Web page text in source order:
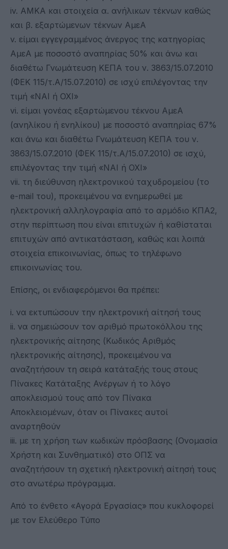
iv. ΑΜΚΑ και στοιχεία α. ανήλικων τέκνων καθώς
και β. εξαρτώμενων τέκνων ΑμεΑ
v. είμαι εγγεγραμμένος άνεργος της κατηγορίας
ΑμεΑ με ποσοστό αναπηρίας 50% και άνω και
διαθέτω Γνωμάτευση ΚΕΠΑ του ν. 3863/15.07.2010
(ΦΕΚ 115/τ.Α/15.07.2010) σε ισχύ επιλέγοντας την
τιμή «ΝΑΙ ή ΟΧΙ»
vi. είμαι γονέας εξαρτώμενου τέκνου ΑμεΑ
(ανηλίκου ή ενηλίκου) με ποσοστό αναπηρίας 67%
και άνω και διαθέτω Γνωμάτευση ΚΕΠΑ του ν.
3863/15.07.2010 (ΦΕΚ 115/τ.Α/15.07.2010) σε ισχύ,
επιλέγοντας την τιμή «ΝΑΙ ή ΟΧΙ»
vii. τη διεύθυνση ηλεκτρονικού ταχυδρομείου (το
e-mail του), προκειμένου να ενημερωθεί με
ηλεκτρονική αλληλογραφία από το αρμόδιο ΚΠΑ2,
στην περίπτωση που είναι επιτυχών ή καθίσταται
επιτυχών από αντικατάσταση, καθώς και λοιπά
στοιχεία επικοινωνίας, όπως το τηλέφωνο
επικοινωνίας του.
Επίσης, οι ενδιαφερόμενοι θα πρέπει:
i. να εκτυπώσουν την ηλεκτρονική αίτησή τους
ii. να σημειώσουν τον αριθμό πρωτοκόλλου της
ηλεκτρονικής αίτησης (Κωδικός Αριθμός
ηλεκτρονικής αίτησης), προκειμένου να
αναζητήσουν τη σειρά κατάταξής τους στους
Πίνακες Κατάταξης Ανέργων ή το λόγο
αποκλεισμού τους από τον Πίνακα
Αποκλειομένων, όταν οι Πίνακες αυτοί
αναρτηθούν
iii. με τη χρήση των κωδικών πρόσβασης (Ονομασία
Χρήστη και Συνθηματικό) στο ΟΠΣ να
αναζητήσουν τη σχετική ηλεκτρονική αίτησή τους
στο ανωτέρω πρόγραμμα.
Από το ένθετο «Αγορά Εργασίας» που κυκλοφορεί
με τον Ελεύθερο Τύπο